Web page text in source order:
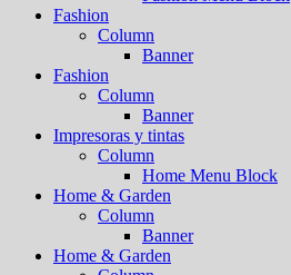
Fashion
Column
Banner
Fashion
Column
Banner
Impresoras y tintas
Column
Home Menu Block
Home & Garden
Column
Banner
Home & Garden